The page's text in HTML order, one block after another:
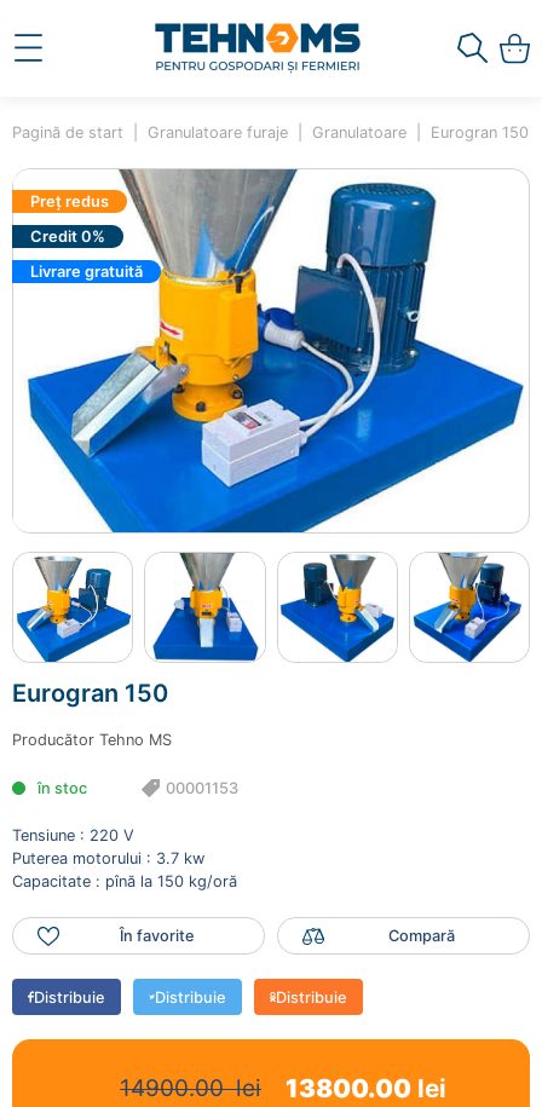
Pagină de start Granulatoare furaje Granulatoare Eurogran 150
Preț redus
Credit 0%
Livrare gratuită
Eurogran 150
Producător Tehno MS
în stoc 00001153
Tensiune : 220 V
Puterea motorului : 3.7 kw
Capacitate : pînă la 150 kg/oră
În favorite Compară
Distribuie Distribuie Distribuie
14900.00lei 13800.00 lei
Ai adăugat în coș ×
Eurogran 150
00001153
Mai adaugă produse